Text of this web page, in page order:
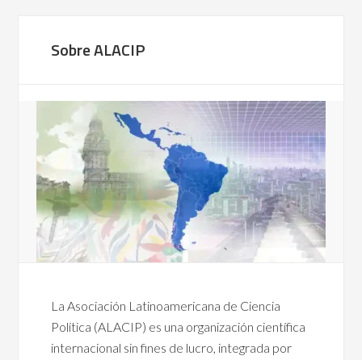
Sobre ALACIP
La Asociación Latinoamericana de Ciencia
Política (ALACIP) es una organización científica
internacional sin fines de lucro, integrada por